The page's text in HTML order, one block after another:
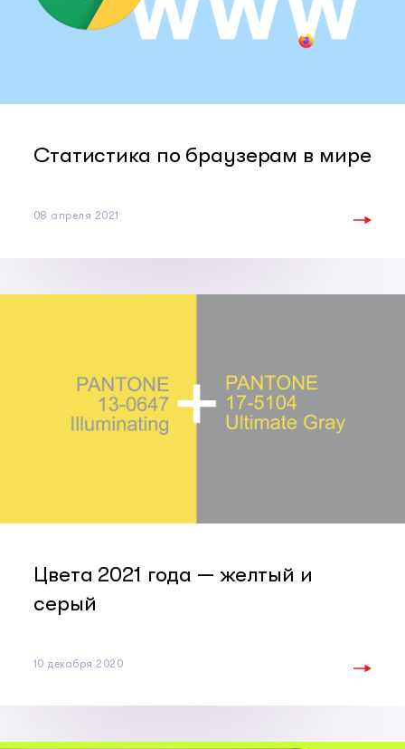
Статистика по браузерам в мире
08 апреля 2021
Цвета 2021 года — желтый и
серый
10 декабря 2020